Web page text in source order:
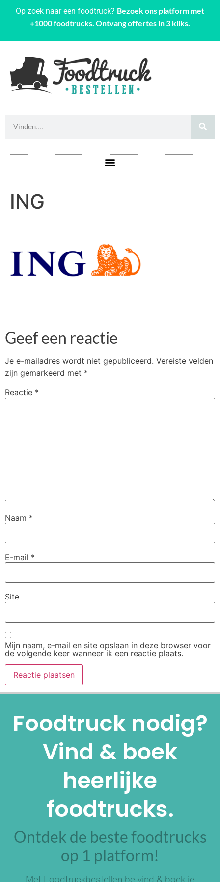
Op zoek naar een foodtruck? Bezoek ons platform met
+1000 foodtrucks. Ontvang offertes in 3 kliks.
ING
Geef een reactie
Je e-mailadres wordt niet gepubliceerd. Vereiste velden
zijn gemarkeerd met *
Reactie *
Naam *
E-mail *
Site
Mijn naam, e-mail en site opslaan in deze browser voor
de volgende keer wanneer ik een reactie plaats.
Foodtruck nodig?
Vind & boek
heerlijke
foodtrucks.
Ontdek de beste foodtrucks
op 1 platform!
Met Foodtruckbestellen.be vind & boek je